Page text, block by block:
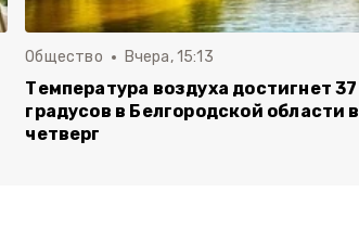
Общество Вчера, 15:13
Температура воздуха достигнет 37
градусов в Белгородской области в
четверг